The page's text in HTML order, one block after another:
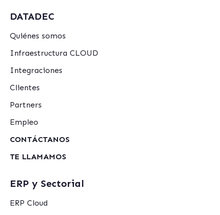
DATADEC
Quiénes somos
Infraestructura CLOUD
Integraciones
Clientes
Partners
Empleo
CONTÁCTANOS
TE LLAMAMOS
ERP y Sectorial
ERP Cloud